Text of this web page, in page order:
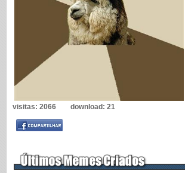
visitas: 2066 download: 21